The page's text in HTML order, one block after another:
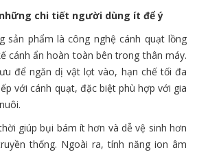
chi tiết người dùng ít để ý
sản phẩm là công nghệ cánh quạt lồng
cánh ẩn hoàn toàn bên trong thân máy.
để ngăn dị vật lọt vào, hạn chế tối đa
với cánh quạt, đặc biệt phù hợp với gia
giúp bụi bám ít hơn và dễ vệ sinh hơn
thống. Ngoài ra, tính năng ion âm